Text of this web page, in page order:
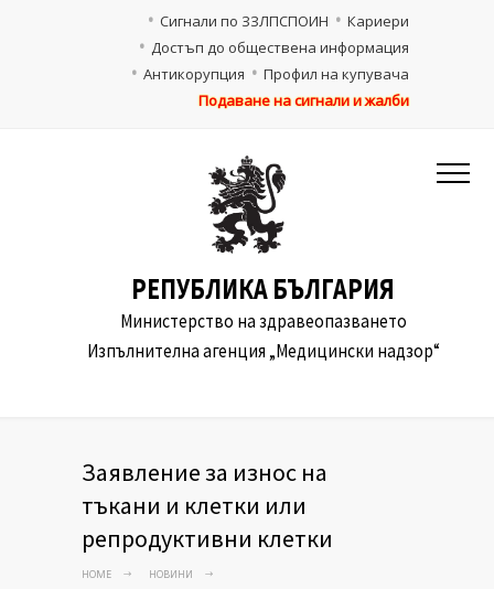
Кариери
Сигнали по ЗЗЛПСПОИН
Достъп до обществена информация
Профил на купувача
Антикорупция
Подаване на сигнали и жалби
РЕПУБЛИКА БЪЛГАРИЯ
Министерство на здравеопазването
Изпълнителна агенция „Медицински надзор“
Заявление за износ на
тъкани и клетки или
репродуктивни клетки
HOME
НОВИНИ